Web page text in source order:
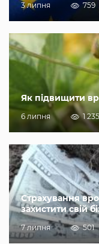
3 липня 759
Як підвищити
6 липня 1 235
Страхування
захистити свій
7 липня 501